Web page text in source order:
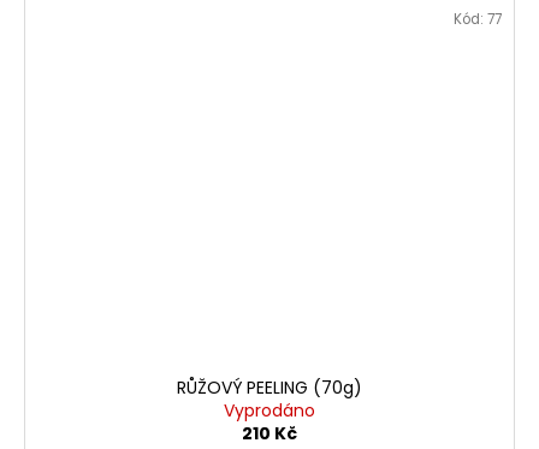
RŮŽOVÝ PEELING (70g)
Vyprodáno
210 Kč
Kód: 77